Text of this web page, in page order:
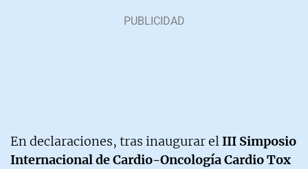
En declaraciones, tras inaugurar elIII Simposio
Internacional de Cardio-Oncología Cardio Tox